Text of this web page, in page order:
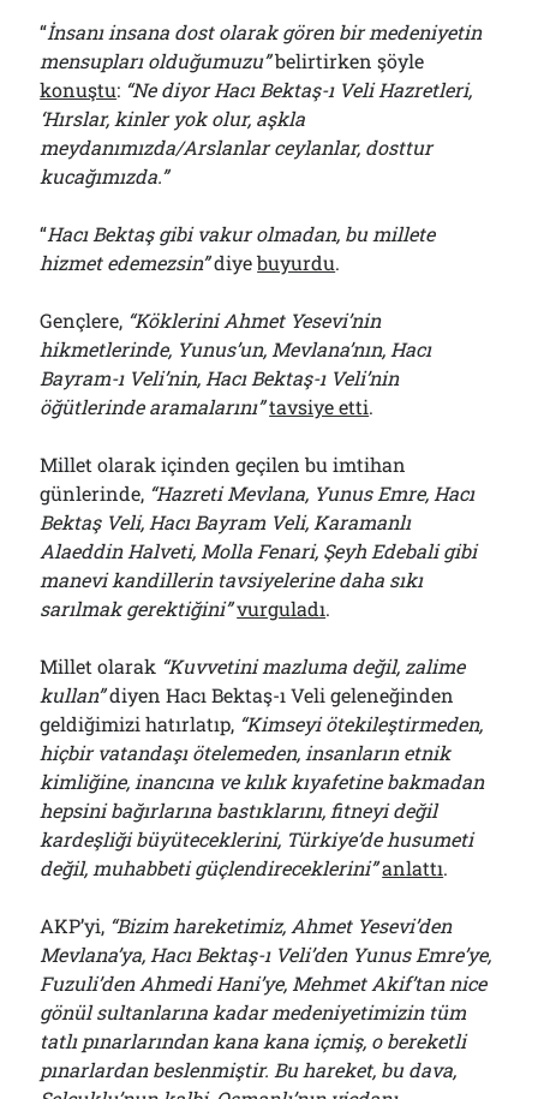
“İnsanı insana dost olarak gören bir medeniyetin
mensupları olduğumuzu”belirtirken şöyle
konuştu: “Ne diyor Hacı Bektaş-ı Veli Hazretleri,
‘Hırslar, kinler yok olur, aşkla
meydanımızda/Arslanlar ceylanlar, dosttur
kucağımızda.”
“Hacı Bektaş gibi vakur olmadan, bu millete
hizmet edemezsin”diyebuyurdu.
Gençlere, “Köklerini Ahmet Yesevi’nin
hikmetlerinde, Yunus’un, Mevlana’nın, Hacı
Bayram-ı Veli’nin, Hacı Bektaş-ı Veli’nin
öğütlerinde aramalarını”tavsiye etti.
Millet olarak içinden geçilen bu imtihan
günlerinde, “Hazreti Mevlana, Yunus Emre, Hacı
Bektaş Veli, Hacı Bayram Veli, Karamanlı
Alaeddin Halveti, Molla Fenari, Şeyh Edebali gibi
manevi kandillerin tavsiyelerine daha sıkı
sarılmak gerektiğini”vurguladı.
Millet olarak “Kuvvetini mazluma değil, zalime
kullan”diyen Hacı Bektaş-ı Veli geleneğinden
geldiğimizi hatırlatıp, “Kimseyi ötekileştirmeden,
hiçbir vatandaşı ötelemeden, insanların etnik
kimliğine, inancına ve kılık kıyafetine bakmadan
hepsini bağırlarına bastıklarını, fitneyi değil
kardeşliği büyüteceklerini, Türkiye’de husumeti
değil, muhabbeti güçlendireceklerini”anlattı.
AKP’yi, “Bizim hareketimiz, Ahmet Yesevi’den
Mevlana’ya, Hacı Bektaş-ı Veli’den Yunus Emre’ye,
Fuzuli’den Ahmedi Hani’ye, Mehmet Akif’tan nice
gönül sultanlarına kadar medeniyetimizin tüm
tatlı pınarlarından kana kana içmiş, o bereketli
pınarlardan beslenmiştir. Bu hareket, bu dava,